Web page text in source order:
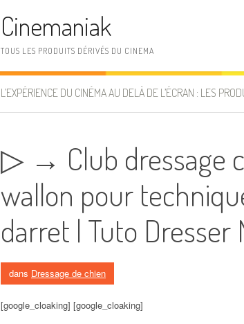
Cinemaniak
TOUS LES PRODUITS DÉRIVÉS DU CINEMA
L’EXPÉRIENCE DU CINÉMA AU DELÀ DE L’ÉCRAN : LES
▷ → Club dressage
wallon pour
darret | Tuto Dresser
dans Dressage de chien
[google_cloaking] [google_cloaking]